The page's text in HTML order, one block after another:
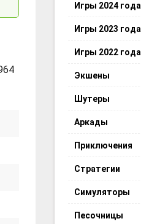
Игры 2024 года
Игры 2023 года
Игры 2022 года
Экшены
Шутеры
Аркады
Приключения
Стратегии
Симуляторы
Песочницы